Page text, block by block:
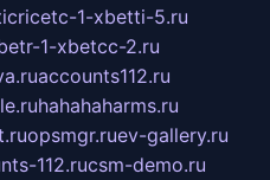
1-xbetti-5.ru
1-xbetcc-2.ru
accounts112.ru
hahahaharms.ru
opsmgr.ruev-gallery.ru
112.rucsm-demo.ru